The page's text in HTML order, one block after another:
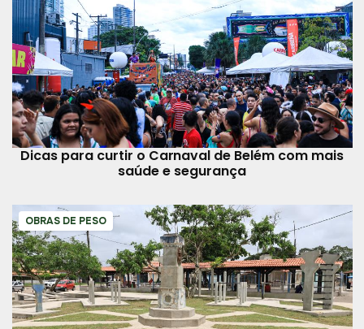
Dicas para curtir o Carnaval de Belém com mais
saúde e segurança
OBRAS DE PESO